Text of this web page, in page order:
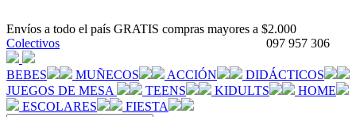
Envíos a todo el país GRATIS compras mayores a $2.000
097 957 306
Colectivos
BEBES MUÑECOS ACCIÓN
DIDÁCTICOS
JUEGOS DE MESA
TEENS KIDULTS
HOME
ESCOLARES
FIESTA